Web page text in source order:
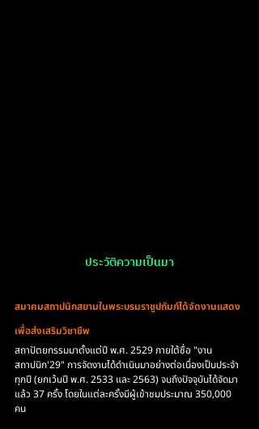
ประวัติความเป็นมา
สมาคมสถาปนิกสยามในพระบรมราชูปถัมภ์ได้จัดงานแสดง
เพื่อส่งเสริมวิชาชีพ
สถาปัตยกรรมมาตั้งแต่ปี พ.ศ. 2529 ภายใต้ชื่อ "งาน
สถาปนิก'29" การจัดงานได้ดำเนินมาอย่างต่อเนื่องเป็นประจำ
ทุกปี (ยกเว้นปี พ.ศ. 2533 และ 2563) จนถึงปัจจุบันได้จัดมา
แล้ว 37 ครั้ง โดยในแต่ละครั้งมีผู้เข้าชมประมาณ 350,000
คน